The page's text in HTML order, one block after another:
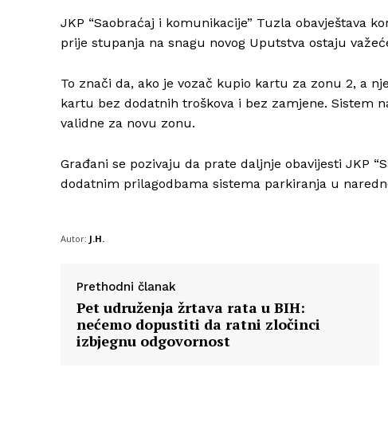
JKP “Saobraćaj i komunikacije” Tuzla obavještava
prije stupanja na snagu novog Uputstva ostaju
To znači da, ako je vozač kupio kartu za zonu 2, a
kartu bez dodatnih troškova i bez zamjene. Sistem
validne za novu zonu.
Građani se pozivaju da prate daljnje obavijesti JKP
dodatnim prilagodbama sistema parkiranja u
Autor: J.H.
Prethodni članak
Pet udruženja žrtava rata u BIH:
nećemo dopustiti da ratni zločinci
izbjegnu odgovornost